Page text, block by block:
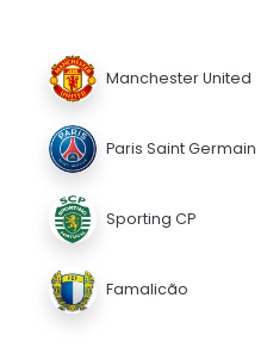
Manchester United
Paris Saint Germain
Sporting CP
Famalicão